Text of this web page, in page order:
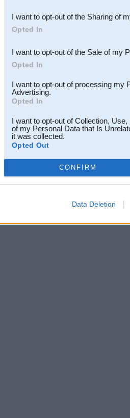
Downstream Participants
third parties.
I want to opt-out of the Sharing of
Opted In
I want to opt-out of the Sale of my
Opted In
I want to opt-out of processing my
Advertising.
Opted In
I want to opt-out of Collection,
of my Personal Data that Is
it was collected.
Opted Out
CONFIRM
Data Deletion